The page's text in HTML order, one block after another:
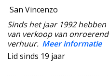
San Vincenzo
Sinds het jaar 1992
van verkoop van
verhuur. Meer informatie
Lid sinds 19 jaar